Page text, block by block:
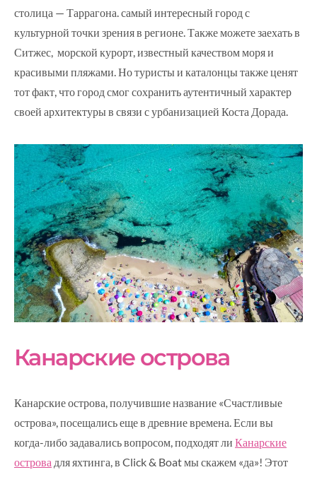
столица — Таррагона. самый интересный город с
культурной точки зрения в регионе. Также можете заехать в
Ситжес, морской курорт, известный качеством моря и
красивыми пляжами. Но туристы и каталонцы также ценят
тот факт, что город смог сохранить аутентичный характер
своей архитектуры в связи с урбанизацией Коста Дорада.
Канарские острова
Канарские острова, получившие название «Счастливые
острова», посещались еще в древние времена. Если вы
когда-либо задавались вопросом, подходят ли Канарские
острова для яхтинга, в Click & Boat мы скажем «да»! Этот